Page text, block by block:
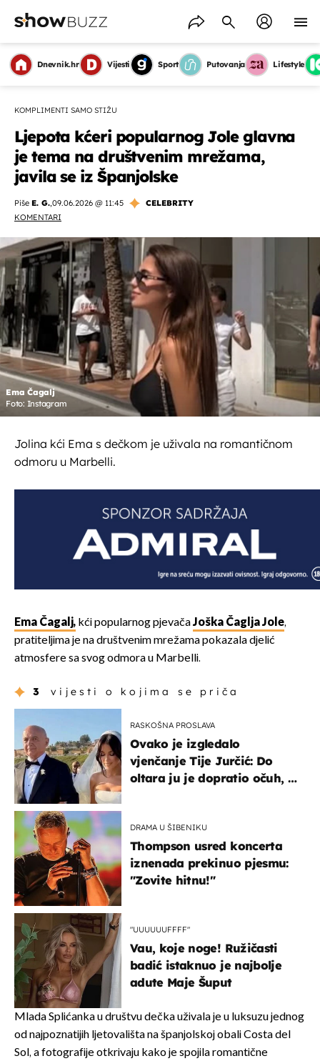
Dnevnik.hr Vijesti Sport Putovanja Lifestyle
KOMPLIMENTI SAMO STIŽU
Ljepota kćeri popularnog Jole glavna
je tema na društvenim mrežama,
javila se iz Španjolske
Piše E. G.,09.06.2026 @ 11:45
CELEBRITY
KOMENTARI
Ema Čagalj
Foto: Instagram
Jolina kći Ema s dečkom je uživala na romantičnom
odmoru u Marbelli.
Ema Čagalj, kći popularnog pjevačaJoška Čaglja Jole,
pratiteljima je na društvenim mrežama pokazala djelić
atmosfere sa svog odmora u Marbelli.
3 vijesti o kojima se priča
RASKOŠNA PROSLAVA
Ovako je izgledalo
vjenčanje Tije Jurčić: Do
oltara ju je dopratio očuh, a
DRAMA U ŠIBENIKU
Thompson usred koncerta
iznenada prekinuo pjesmu:
"Zovite hitnu!"
"UUUUUUFFFF"
Vau, koje noge! Ružičasti
badić istaknuo je najbolje
adute Maje Šuput
Mlada Splićanka u društvu dečka uživala je u luksuzu jednog
od najpoznatijih ljetovališta na španjolskoj obali Costa del
Sol, a fotografije otkrivaju kako je spojila romantične
OMOGUĆI OBAVIJESTI